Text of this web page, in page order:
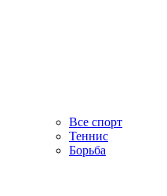
Все спорт
Теннис
Борьба